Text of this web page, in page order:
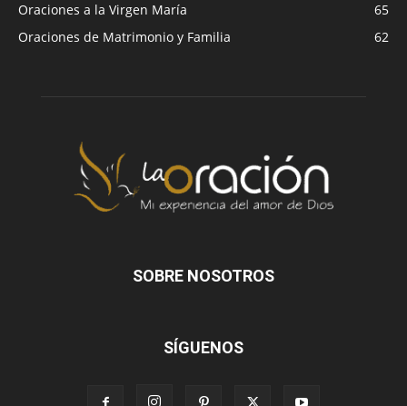
Oraciones a la Virgen María
65
Oraciones de Matrimonio y Familia
62
SOBRE NOSOTROS
SÍGUENOS